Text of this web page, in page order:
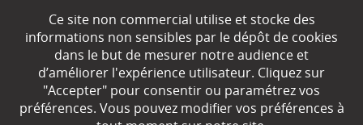
Partenaires
Espace Presse
Plan du site
Ce site non commercial utilise et stocke des
informations non sensibles par le dépôt de cookies
dans le but de mesurer notre audience et
d’améliorer l'expérience utilisateur. Cliquez sur
"Accepter" pour consentir ou paramétrez vos
préférences. Vous pouvez modifier vos préférences à